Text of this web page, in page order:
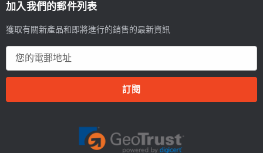
加入我們的郵件列表
獲取有關新產品和即將進行的銷售的最新資訊
郵